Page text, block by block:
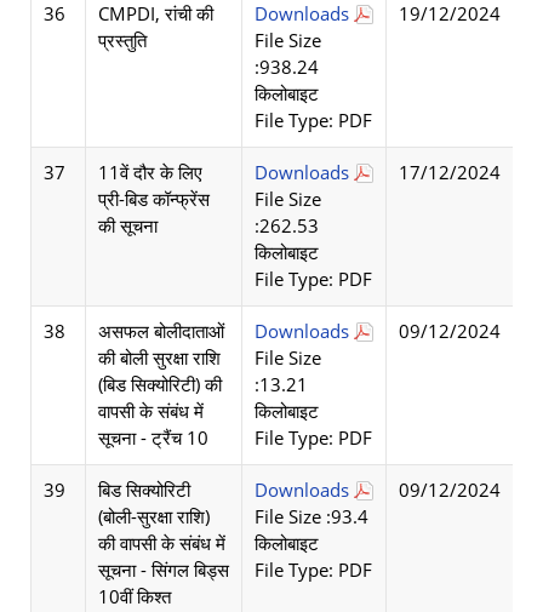
36
CMPDI, रांची की
प्रस्तुति
Downloads
File Size
:938.24
किलोबाइट
File Type: PDF
19/12/2024
37
11वें दौर के लिए
प्री-बिड कॉन्फ्रेंस
की सूचना
Downloads
File Size
:262.53
किलोबाइट
File Type: PDF
17/12/2024
38
असफल बोलीदाताओं
की बोली सुरक्षा राशि
(बिड सिक्योरिटी) की
वापसी के संबंध में
सूचना - ट्रैंच 10
Downloads
File Size
:13.21
किलोबाइट
File Type: PDF
09/12/2024
39
बिड सिक्योरिटी
(बोली-सुरक्षा राशि)
की वापसी के संबंध में
सूचना - सिंगल बिड्स
10वीं किश्त
Downloads
File Size :93.4
किलोबाइट
File Type: PDF
09/12/2024